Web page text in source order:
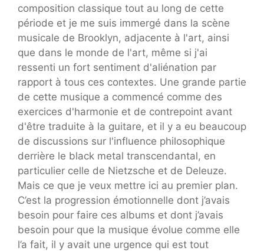
composition classique tout au long de cette
période et je me suis immergé dans la scène
musicale de Brooklyn, adjacente à l'art, ainsi
que dans le monde de l'art, même si j'ai
ressenti un fort sentiment d'aliénation par
rapport à tous ces contextes. Une grande partie
de cette musique a commencé comme des
exercices d'harmonie et de contrepoint avant
d'être traduite à la guitare, et il y a eu beaucoup
de discussions sur l'influence philosophique
derrière le black metal transcendantal, en
particulier celle de Nietzsche et de Deleuze.
Mais ce que je veux mettre ici au premier plan.
C’est la progression émotionnelle dont j’avais
besoin pour faire ces albums et dont j’avais
besoin pour que la musique évolue comme elle
l’a fait, il y avait une urgence qui est tout